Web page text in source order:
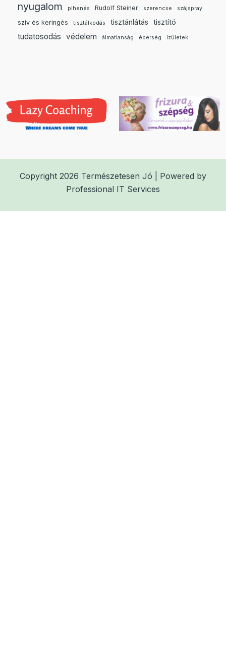
nyugalom pihenés Rudolf Steiner szerencse szájspray
szív és keringés tisztálkodás tisztánlátás tisztító
tudatosodás védelem álmatlanság éberség ízületek
Copyright 2026 Természetesen Jó | Powered by
Professional IT Services